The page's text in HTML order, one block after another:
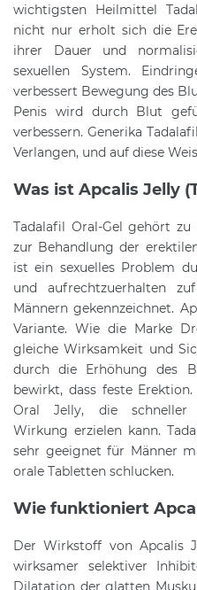
wichtigsten Heilmittel
nicht nur erholt sich die
ihrer Dauer und
sexuellen System.
verbessert Bewegung des
Penis wird durch Blut
verbessern. Generika
Verlangen, und auf diese
Was ist Apcalis Jelly
Tadalafil Oral-Gel gehört
zur Behandlung der
ist ein sexuelles Problem
und aufrechtzuerhalten
Männern gekennzeichnet.
Variante. Wie die Marke
gleiche Wirksamkeit und
durch die Erhöhung des
bewirkt, dass feste
Oral Jelly, die schneller
Wirkung erzielen kann.
sehr geeignet für Männer
orale Tabletten schlucken.
Wie funktioniert
Der Wirkstoff von Apcalis
wirksamer selektiver
Dilatation der glatten